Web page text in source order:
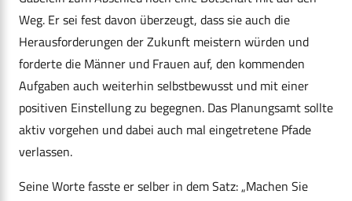
Weg. Er sei fest davon überzeugt, dass sie auch die
Herausforderungen der Zukunft meistern würden und
forderte die Männer und Frauen auf, den kommenden
Aufgaben auch weiterhin selbstbewusst und mit einer
positiven Einstellung zu begegnen. Das Planungsamt sollte
aktiv vorgehen und dabei auch mal eingetretene Pfade
verlassen.
Seine Worte fasste er selber in dem Satz: „Machen Sie